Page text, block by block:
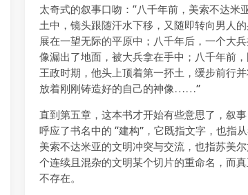
太奇式的叙事口吻：“八千年前，美索不达米
土中，镜头跟随汗水下移，又随即转向男人
展在一望无际的平原中；八千年后，一个大
像漏出了地面，被大兵拿在手中；八千年前
王政时期，他头上顶着第一抔土，缓步前行
放着刚刚铸造好的自己的神像……”
直到第五章，这本书才开始有些意思了，叙
呼应了书名中的 “建构”，它既指文字，也指
美索不达米亚的文明冲突与交流，也指苏美
个连续且混杂的文明某个切片的重命名，而
不存在。